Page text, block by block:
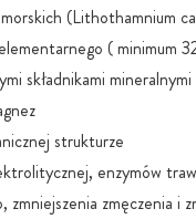
(Lithothamnium
( minimum
składnikami
strukturze
enzymów
zmęczenia i